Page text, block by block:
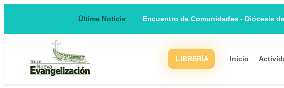
Última Noticia Encuentro de Comunidades - Diócesis
LIBRERÍA Inicio